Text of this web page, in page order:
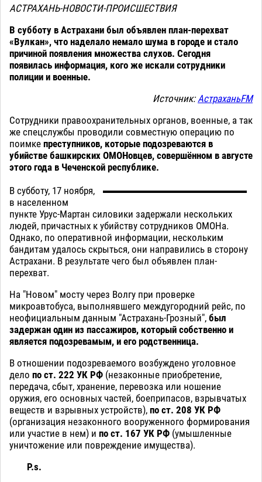
АСТРАХАНЬ-НОВОСТИ-ПРОИСШЕСТВИЯ
В субботу в Астрахани был объявлен план-перехват
«Вулкан», что наделало немало шума в городе и стало
причиной появления множества слухов. Сегодня
появилась информация, кого же искали сотрудники
полиции и военные.
Источник:АстраханьFM
Сотрудники правоохранительных органов, военные, а так
же спецслужбы проводили совместную операцию по
поимке преступников, которые подозреваются в
убийстве башкирских ОМОНовцев, совершённом в августе
этого года в Чеченской республике.
В субботу, 17 ноября,
в населенном
пункте Урус-Мартан силовики задержали нескольких
людей, причастных к убийству сотрудников ОМОНа.
Однако, по оперативной информации, нескольким
бандитам удалось скрыться, они направились в сторону
Астрахани. В результате чего был объявлен план-
перехват.
На "Новом" мосту через Волгу при проверке
микроавтобуса, выполнявшего междугородний рейс, по
неофициальным данным "Астрахань-Грозный", был
задержан один из пассажиров, который собственно и
является подозревамым, и его родственница.
В отношении подозреваемого возбуждено уголовное
дело по ст. 222 УК РФ (незаконные приобретение,
передача, сбыт, хранение, перевозка или ношение
оружия, его основных частей, боеприпасов, взрывчатых
веществ и взрывных устройств), по ст. 208 УК РФ
(организация незаконного вооруженного формирования
или участие в нем) и по ст. 167 УК РФ (умышленные
уничтожение или повреждение имущества).
P.s.